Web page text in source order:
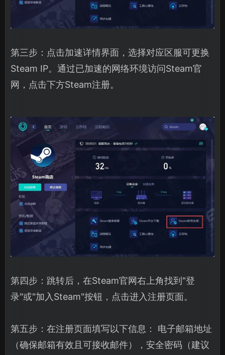
第三步：点击加速详情界面，选择对应区服可更换
Steam IP。通过已加速的网络环境访问Steam官
网，点击下方Steam注册。
第四步：跳转后，在Steam官网右上角找到"登
录"或"加入Steam"按钮，点击进入注册页面。
第五步：在注册页面填写以下信息： 电子邮箱地址
（确保邮箱有效且可接收邮件），安全密码（建议